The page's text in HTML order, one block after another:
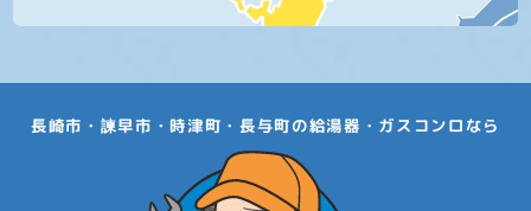
長崎市・諫早市・時津町・長与町の給湯器・ガスコンロなら